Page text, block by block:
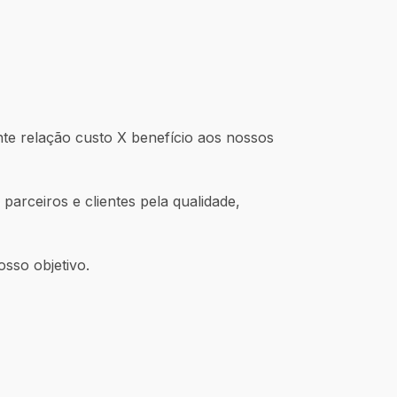
relação custo X benefício aos nossos
e clientes pela qualidade,
objetivo.